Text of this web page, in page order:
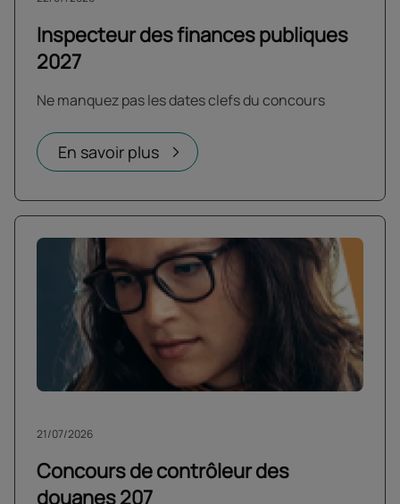
Inspecteur des finances publiques
2027
Ne manquez pas les dates clefs du concours
En savoir plus
Concours de contrôleur des
douanes 207
21/07/2026